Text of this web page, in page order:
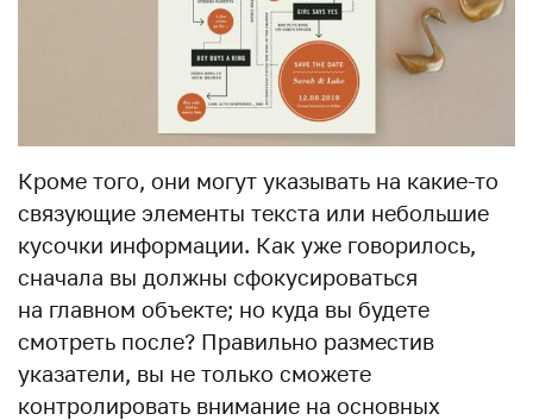
Кроме того, они могут указывать на какие-то
связующие элементы текста или небольшие
кусочки информации. Как уже говорилось,
сначала вы должны сфокусироваться
на главном объекте; но куда вы будете
смотреть после? Правильно разместив
указатели, вы не только сможете
контролировать внимание на основных